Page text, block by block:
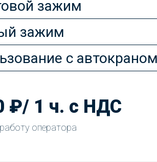
зажим
зажим
с автокраном
₽/ 1 ч. с НДС
оператора